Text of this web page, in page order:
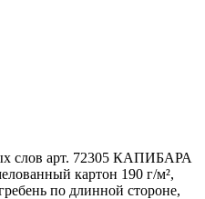
слов арт. 72305 КАПИБАРА
картон 190 г/м²,
по длинной стороне,